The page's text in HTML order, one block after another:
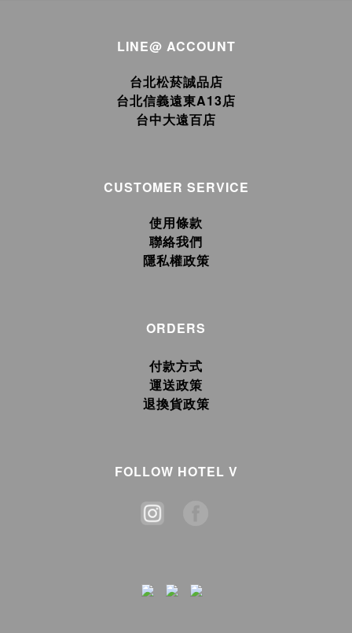
LINE@ ACCOUNT
台北松菸誠品店
台北信義遠東A13店
台中大遠百店
CUSTOMER SERVICE
使用條款
聯絡我們
隱私權政策
ORDERS
付款方式
運送政策
退換貨政策
FOLLOW HOTEL V